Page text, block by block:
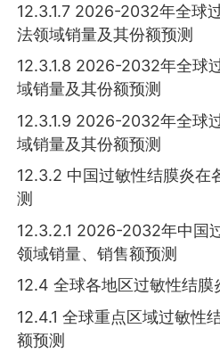
12.3.1.7 2026-2032年全球
法领域销量及其份额预测
12.3.1.8 2026-2032年全球
域销量及其份额预测
12.3.1.9 2026-2032年全球
域销量及其份额预测
12.3.2 中国过敏性结膜炎在
测
12.3.2.1 2026-2032年中国
领域销量、销售额预测
12.4 全球各地区过敏性结膜
12.4.1 全球重点区域过敏性
额预测